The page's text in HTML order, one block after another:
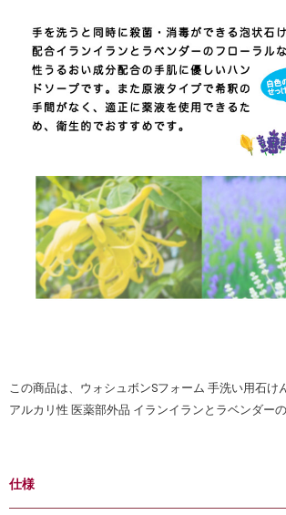
この商品は、ウォシュボンSフォーム 手洗い用石け
アルカリ性 医薬部外品 イランイランとラベンダーの
仕様